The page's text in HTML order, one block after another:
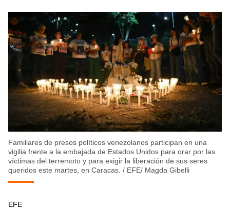
Familiares de presos políticos venezolanos participan en una
vigilia frente a la embajada de Estados Unidos para orar por las
víctimas del terremoto y para exigir la liberación de sus seres
queridos este martes, en Caracas. / EFE/ Magda Gibelli
EFE